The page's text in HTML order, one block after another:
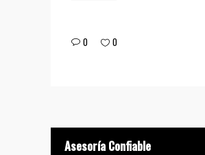
0 0
Asesoría Confiable